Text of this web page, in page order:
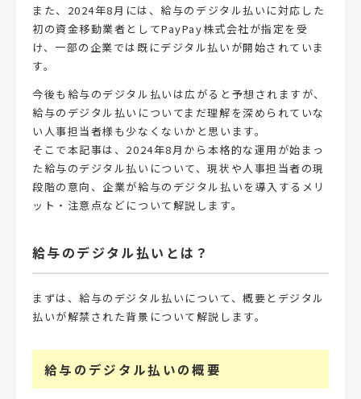
また、2024年8月には、給与のデジタル払いに対応した
初の資金移動業者としてPayPay株式会社が指定を受
け、一部の企業では既にデジタル払いが開始されていま
す。
今後も給与のデジタル払いは広がると予想されますが、
給与のデジタル払いについてまだ理解を深められていな
い人事担当者様も少なくないかと思います。
そこで本記事は、2024年8月から本格的な運用が始まっ
た給与のデジタル払いについて、現状や人事担当者の現
段階の意向、企業が給与のデジタル払いを導入するメリ
ット・注意点などについて解説します。
給与のデジタル払いとは？
まずは、給与のデジタル払いについて、概要とデジタル
払いが解禁された背景について解説します。
給与のデジタル払いの概要